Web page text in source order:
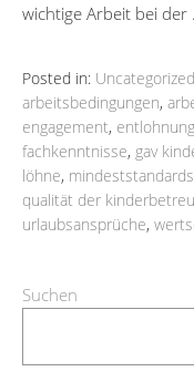
wichtige Arbeit bei der
Posted in: Uncategorized
arbeitsbedingungen,
engagement, entlohnung
fachkenntnisse, gav
löhne, mindeststandards
qualität der
urlaubsansprüche,
Suchen